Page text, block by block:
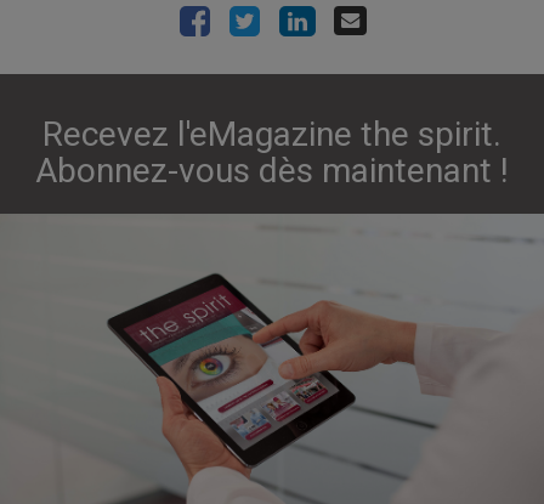
Recevez l'eMagazine the spirit.
Abonnez-vous dès maintenant !